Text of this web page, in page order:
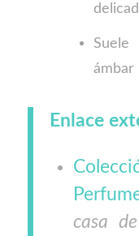
ámbar
Enlace
casa